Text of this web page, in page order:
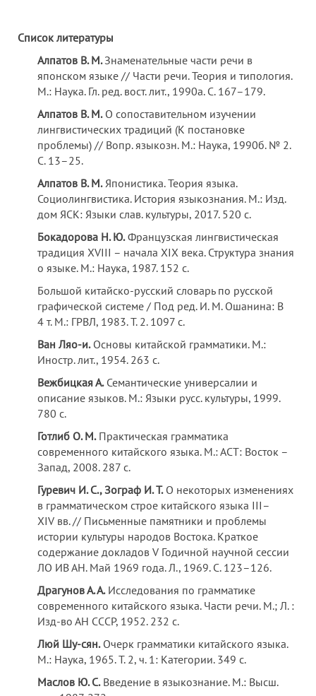
Список литературы
Алпатов В. М.Знаменательные части речи в
японском языке // Части речи. Теория и типология.
М.: Наука. Гл. ред. вост. лит., 1990а. С. 167–179.
Алпатов В. М.О сопоставительном изучении
лингвистических традиций (К постановке
проблемы) // Вопр. языкозн. М.: Наука, 1990б. № 2.
С. 13–25.
Алпатов В. М.Японистика. Теория языка.
Социолингвистика. История языкознания. М.: Изд.
дом ЯСК: Языки слав. культуры, 2017. 520 c.
Бокадорова Н. Ю.Французская лингвистическая
традиция XVIII – начала XIX века. Структура знания
о языке. М.: Наука, 1987. 152 с.
Большой китайско-русский словарь по русской
графической системе / Под ред. И. М. Ошанина: В
4 т. М.: ГРВЛ, 1983. Т. 2. 1097 с.
Ван Ляо-и.Основы китайской грамматики. М.:
Иностр. лит., 1954. 263 с.
Вежбицкая А.Семантические универсалии и
описание языков. М.: Языки русс. культуры, 1999.
780 с.
Готлиб О. М.Практическая грамматика
современного китайского языка. М.: АСТ: Восток –
Запад, 2008. 287 с.
Гуревич И. С., Зограф И. Т.О некоторых изменениях
в грамматическом строе китайского языка III–
ХIV вв. // Письменные памятники и проблемы
истории культуры народов Востока. Краткое
содержание докладов V Годичной научной сессии
ЛО ИВ АН. Май 1969 года. Л., 1969. C. 123–126.
Драгунов А. А.Исследования по грамматике
современного китайского языка. Части речи. М.; Л. :
Изд-во АН СССР, 1952. 232 с.
Люй Шу-сян.Очерк грамматики китайского языка.
М.: Наука, 1965. Т. 2, ч. 1: Категории. 349 с.
Маслов Ю. С.Введение в языкознание. М.: Высш.